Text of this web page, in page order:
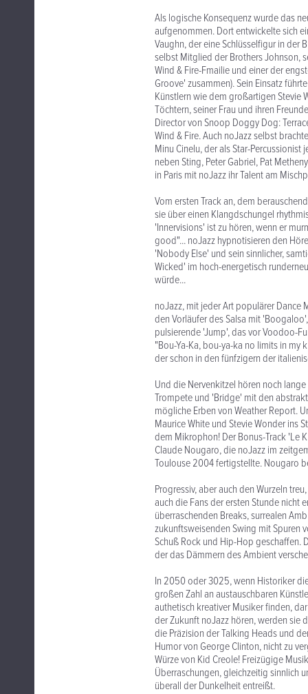
Als logische Konsequenz wurde das
aufgenommen. Dort entwickelte sich
Vaughn, der eine Schlüsselfigur in der
selbst Mitglied der Brothers Johnson,
Wind & Fire-Fmailie und einer der
Groove' zusammen). Sein Einsatz
Künstlern wie dem großartigen Stevie
Töchtern, seiner Frau und ihren
Director von Snoop Doggy Dog:
Wind & Fire. Auch noJazz selbst
Minu Cinelu, der als Star-
neben Sting, Peter Gabriel, Pat
in Paris mit noJazz ihr Talent am
Vom ersten Track an, dem
sie über einen Klangdschungel
'Innervisions' ist zu hören, wenn er
good"... noJazz hypnotisieren den
'Nobody Else' und sein sinnlicher,
Wicked' im hoch-energetisch
würde...
noJazz, mit jeder Art populärer Dance
den Vorläufer des Salsa mit
pulsierende 'Jump', das vor Voodoo-
"Bou-Ya-Ka, bou-ya-ka no limits in
der schon in den fünfzigern der
Und die Nervenkitzel hören noch
Trompete und 'Bridge' mit den
mögliche Erben von Weather Report.
Maurice White und Stevie Wonder ins
dem Mikrophon! Der Bonus-Track 'Le
Claude Nougaro, die noJazz im
Toulouse 2004 fertigstellte. Nougaro
Progressiv, aber auch den Wurzeln
auch die Fans der ersten Stunde nicht
überraschenden Breaks, surrealen
zukunftsweisenden Swing mit Spuren
Schuß Rock und Hip-Hop geschaffen.
der das Dämmern des Ambient
In 2050 oder 3025, wenn Historiker
großen Zahl an austauschbaren
authetisch kreativer Musiker finden,
der Zukunft noJazz hören, werden sie
die Präzision der Talking Heads und
Humor von George Clinton, nicht zu
Würze von Kid Creole! Freizügige
Überraschungen, gleichzeitig sinnlich
überall der Dunkelheit entreißt.